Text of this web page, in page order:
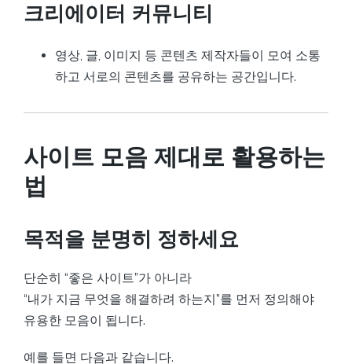
크리에이터 커뮤니티
영상, 글, 이미지 등 콘텐츠 제작자들이 모여 소통
하고 서로의 콘텐츠를 공유하는 공간입니다.
사이트 모음 제대로 활용하는
법
목적을 분명히 정하세요
단순히 “좋은 사이트”가 아니라
“내가 지금 무엇을 해결하려 하는지”를 먼저 정의해야
유용한 모음이 됩니다.
예를 들면 다음과 같습니다.